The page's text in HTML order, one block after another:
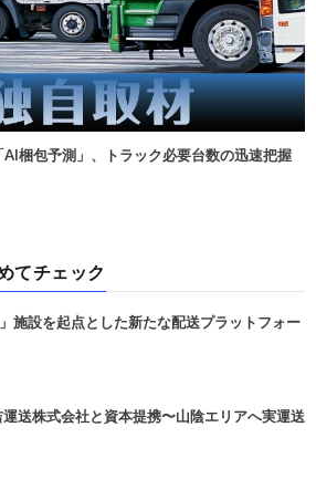
AI梱包予測」、トラック必要台数の迅速把握
てチェック
施設を起点とした新たな配送プラットフォー
送株式会社と資本提携〜山陰エリアへ実運送